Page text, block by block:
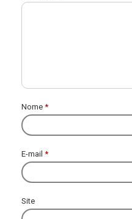
Nome *
E-mail *
Site